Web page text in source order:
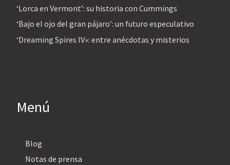
‘Lorca en Vermont’: su historia con Cummings
‘Bajo el ojo del gran pájaro’: un futuro especulativo
‘Dreaming Spires IV»: entre anécdotas y misterios
Menú
Blog
Notas de prensa